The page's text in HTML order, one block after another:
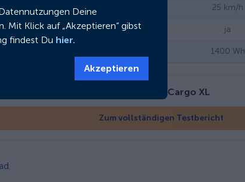
25 km/h
ja
1400 Wh
MaxPro EcoCargo XL
Zum vollständigen Testbericht
Deine
Mit Klick auf „Akzeptieren“ gibst
findest Du hier.
Akzeptieren